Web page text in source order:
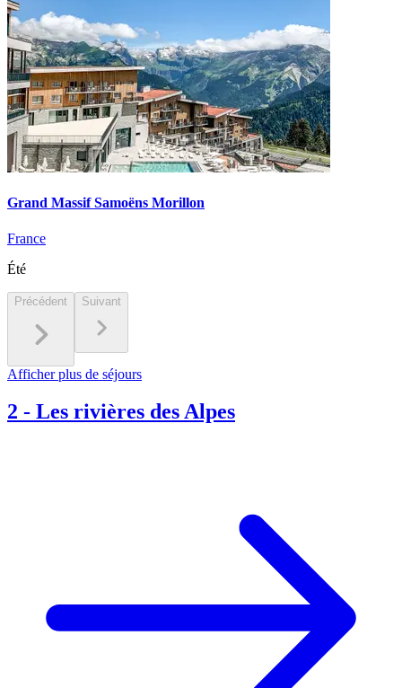
Grand Massif Samoëns Morillon
France
Été
Précédent Suivant
Afficher plus de séjours
2 - Les rivières des Alpes